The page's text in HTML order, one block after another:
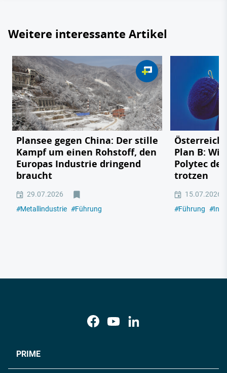
Weitere interessante Artikel
Plansee gegen China: Der stille
Kampf um einen Rohstoff, den
Europas Industrie dringend
braucht
29.07.2026
#Metallindustrie #Führung
Plan B:
Polytec
trotzen
15.07.2026
#Führung #
PRIME